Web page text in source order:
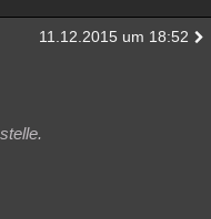
11.12.2015 um 18:52